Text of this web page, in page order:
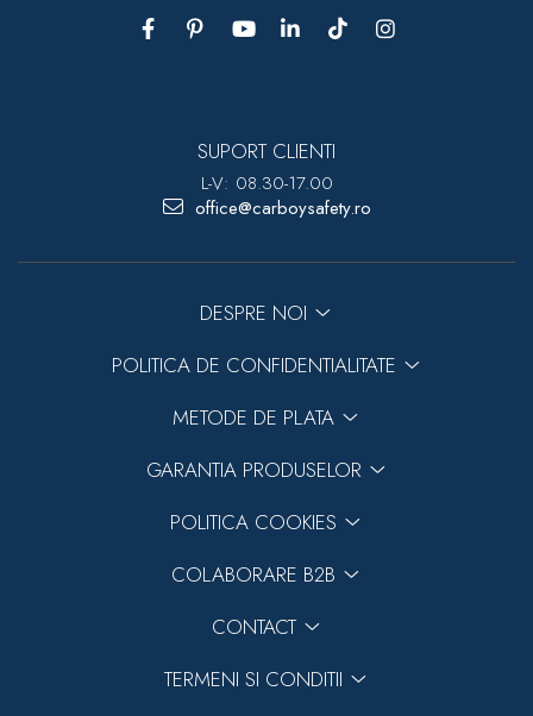
SUPORT CLIENTI
L-V: 08.30-17.00
office@carboysafety.ro
DESPRE NOI
POLITICA DE CONFIDENTIALITATE
METODE DE PLATA
GARANTIA PRODUSELOR
POLITICA COOKIES
COLABORARE B2B
CONTACT
TERMENI SI CONDITII